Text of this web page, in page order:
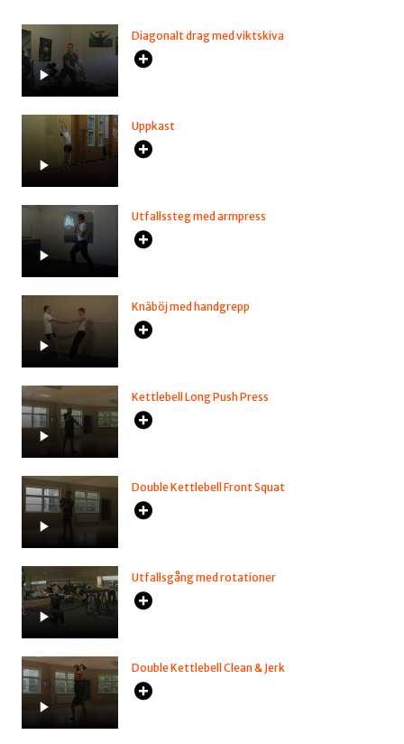
Diagonalt drag med viktskiva
Uppkast
Utfallssteg med armpress
Knäböj med handgrepp
Kettlebell Long Push Press
Double Kettlebell Front Squat
Utfallsgång med rotationer
Double Kettlebell Clean & Jerk